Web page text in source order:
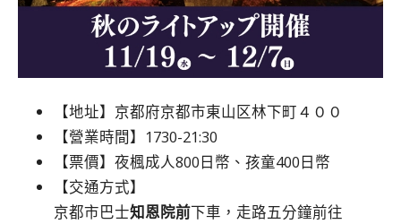
【地址】京都府京都市東山区林下町４００
【營業時間】1730-21:30
【票價】夜楓成人800日幣、孩童400日幣
【交通方式】
京都市巴士知恩院前下車，走路五分鐘前往